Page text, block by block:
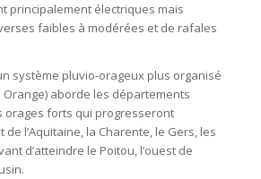
principalement électriques mais
faibles à modérées et de rafales
système pluvio-orageux plus organisé
Orange) aborde les départements
orages forts qui progresseront
de l’Aquitaine, la Charente, le Gers, les
d’atteindre le Poitou, l’ouest de